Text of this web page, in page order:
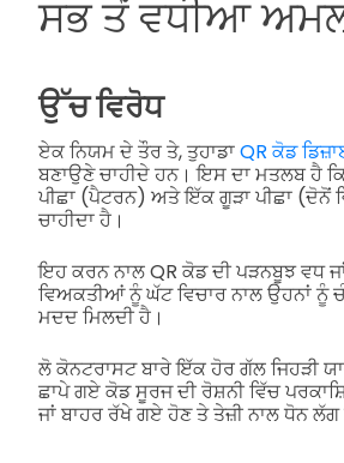
ਸਭ ਤੋਂ ਵਧੀਆ
ਉੱਚ ਵਿਰੋਧ
ਏਕ ਨਿਯਮ ਦੇ ਤੌਰ ਤੇ, ਤੁਹਾਡਾQR ਕੋਡ
ਬਣਾਉਣੇ ਚਾਹੀਦੇ ਹਨ। ਇਸ ਦਾ ਮਤਲਬ ਹੈ
ਪੀਛਾ (ਪੈਟਰਨ) ਅਤੇ ਇੱਕ ਗੂੜਾ ਪੀਛਾ (ਦੋਨੋਂ
ਚਾਹੀਦਾ ਹੈ।
ਇਹ ਕਰਨ ਨਾਲ QR ਕੋਡ ਦੀ ਪੜਨਬੂਝ ਵਧ
ਵਿਅਕਤੀਆਂ ਨੂੰ ਘੱਟ ਵਿਚਾਰ ਨਾਲ ਉਹਨਾਂ ਨੂੰ
ਮਦਦ ਮਿਲਦੀ ਹੈ।
ਲੋ ਕੋਨਟਰਾਸਟ ਬਾਰੇ ਇੱਕ ਹੋਰ ਗੱਲ ਜਿਹੜੀ
ਛਾਪੇ ਗਏ ਕੋਡ ਸੂਰਜ ਦੀ ਰੋਸ਼ਨੀ ਵਿੱਚ
ਜਾਂ ਬਾਹਰ ਰੱਖੇ ਗਏ ਹੋਣ ਤੇ ਤੇਜ਼ੀ ਨਾਲ ਧੋਨ